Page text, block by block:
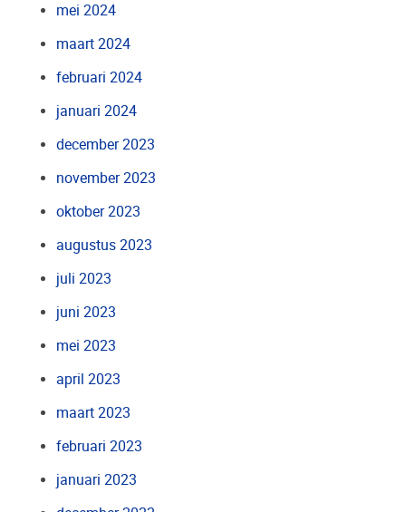
mei 2024
maart 2024
februari 2024
januari 2024
december 2023
november 2023
oktober 2023
augustus 2023
juli 2023
juni 2023
mei 2023
april 2023
maart 2023
februari 2023
januari 2023